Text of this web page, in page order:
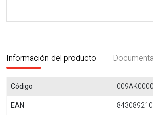
Información del producto
Código
EAN